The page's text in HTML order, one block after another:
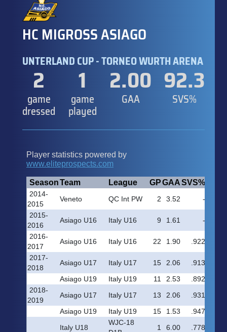
HC MIGROSS ASIAGO
UNTERLAND CUP - TORNEO WURTH ARENA
2
game
dressed
1
game
played
2.00
GAA
92.3
SVS%